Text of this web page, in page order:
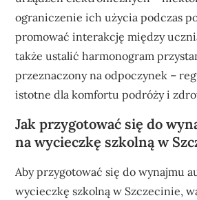
ograniczenie ich użycia podczas
promować interakcję między
także ustalić harmonogram
przeznaczony na odpoczynek –
istotne dla komfortu podróży i
Jak przygotować się do
na wycieczkę szkolną w
Aby przygotować się do wynajmu
wycieczkę szkolną w Szczecinie,